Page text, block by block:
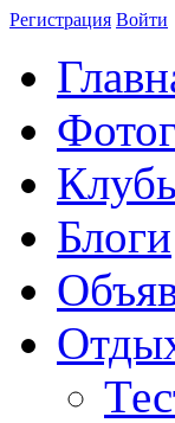
Регистрация Войти
Блоги